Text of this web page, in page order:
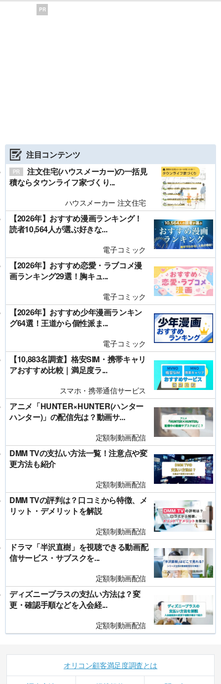
PR
注目コンテンツ
注文住宅(ハウスメーカー)の一括見
積ならタウンライフ家づくり...
ハウスメーカー 注文住宅
【2026年】おすすめ漫画ランキング！
読者10,564人が選ぶ好きな...
電子コミック
【2026年】おすすめ恋愛・ラブコメ漫
画ランキング29選！胸キュ...
電子コミック
【2026年】おすすめ少年漫画ランキン
グ64選！王道から個性派ま...
電子コミック
【10,883名調査】格安SIM・携帯キャリ
アおすすめ比較｜満足度ラ...
スマホ・携帯通信サービス
アニメ「HUNTER×HUNTER(ハンター
ハンター)」の配信先は？動画サ...
定額制動画配信
DMM TVの支払い方法一覧！注意点や変
更方法も紹介
定額制動画配信
DMM TVの評判は？口コミから特徴、メ
リット・デメリットを解説
定額制動画配信
ドラマ「半沢直樹」を視聴できる動画配
信サービス・サブスクを...
定額制動画配信
ディズニープラスの支払い方法は？変
更・確認手順などを入会経...
定額制動画配信
オリコン顧客満足度調査とは